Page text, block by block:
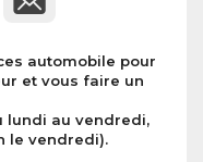
automobile pour
et vous faire un
lundi au vendredi,
le vendredi).